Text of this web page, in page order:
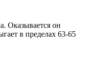
Оказывается он
в пределах 63-65